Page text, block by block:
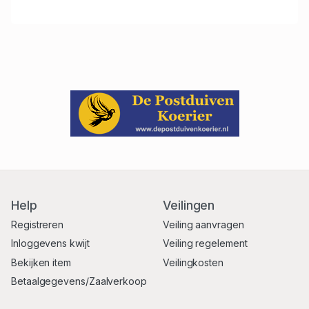
Help
Registreren
Inloggevens kwijt
Bekijken item
Betaalgegevens/Zaalverkoop
Veilingen
Veiling aanvragen
Veiling regelement
Veilingkosten